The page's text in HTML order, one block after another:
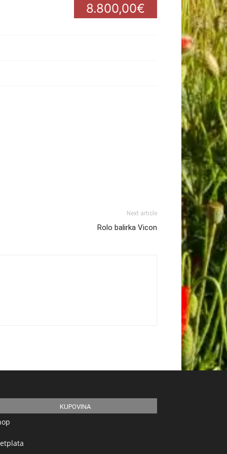
8.800,00€
Next article
Rolo balirka Vicon
KUPOVINA